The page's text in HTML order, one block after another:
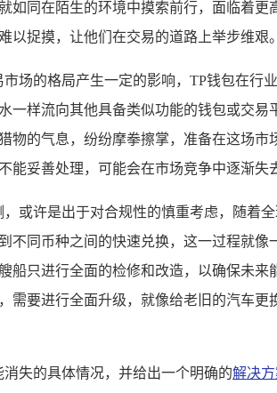
同在陌生的环境中摸索前行，面临着更
捉摸，让他们在交易的道路上举步维艰。
场的格局产生一定的影响，TP钱包在行
样流向其他具备类似功能的钱包或交
的气息，纷纷摩拳擦掌，准备在这场
妥善处理，可能会在市场竞争中逐渐失
或许是出于对合规性的慎重考虑，随着
同币种之间的快速兑换，这一过程就
只进行全面的检修和改造，以确保未
要进行全面升级，就像给老旧的汽车
失的具体情况，并给出一个明确的解决